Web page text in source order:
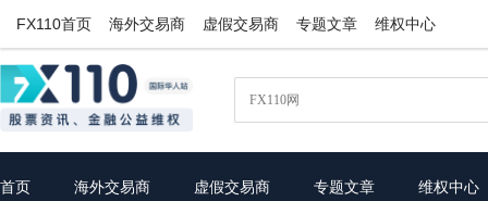
FX110首页 海外交易商 虚假交易商 专题文章 维权中心
首页 海外交易商 虚假交易商 专题文章 维权中心